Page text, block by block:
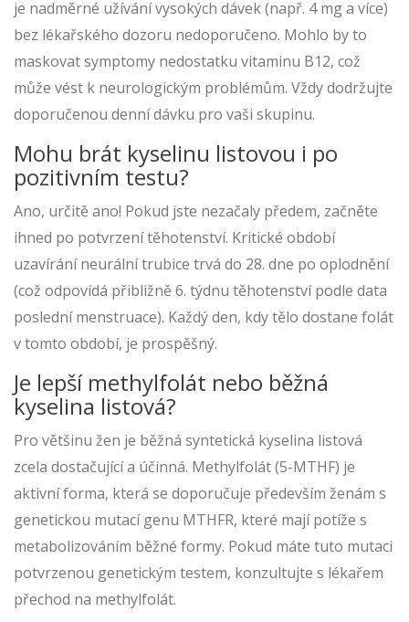
je nadměrné užívání vysokých dávek (např. 4 mg a více)
bez lékařského dozoru nedoporučeno. Mohlo by to
maskovat symptomy nedostatku vitaminu B12, což
může vést k neurologickým problémům. Vždy dodržujte
doporučenou denní dávku pro vaši skupinu.
Mohu brát kyselinu listovou i po
pozitivním testu?
Ano, určitě ano! Pokud jste nezačaly předem, začněte
ihned po potvrzení těhotenství. Kritické období
uzavírání neurální trubice trvá do 28. dne po oplodnění
(což odpovídá přibližně 6. týdnu těhotenství podle data
poslední menstruace). Každý den, kdy tělo dostane folát
v tomto období, je prospěšný.
Je lepší methylfolát nebo běžná
kyselina listová?
Pro většinu žen je běžná syntetická kyselina listová
zcela dostačující a účinná. Methylfolát (5-MTHF) je
aktivní forma, která se doporučuje především ženám s
genetickou mutací genu MTHFR, které mají potíže s
metabolizováním běžné formy. Pokud máte tuto mutaci
potvrzenou genetickým testem, konzultujte s lékařem
přechod na methylfolát.